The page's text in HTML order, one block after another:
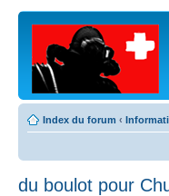
Index du forum ‹
du boulot pour